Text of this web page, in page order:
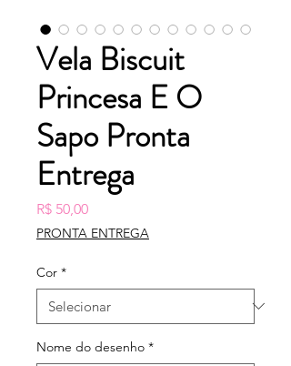
Vela Biscuit
Princesa E O
Sapo Pronta
Entrega
R$ 50,00Preço
PRONTA ENTREGA
Cor *
Nome do desenho *